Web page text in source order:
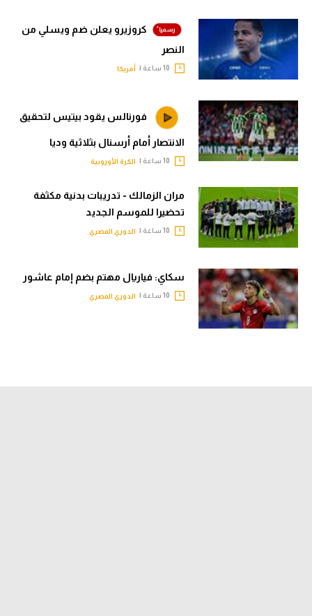
كروزيرو يعلن ضم ويسلي من
النصر
أمريكا
فورنالس يقود بيتيس لتحقيق
الانتصار أمام أرسنال بثلاثية وديا
الكرة الأوروبية
مران الزمالك - تدريبات بدنية مكثفة
تحضيرا للموسم الجديد
الدوري المصري
سكاي: فياريال مهتم بضم إمام عاشور
الدوري المصري